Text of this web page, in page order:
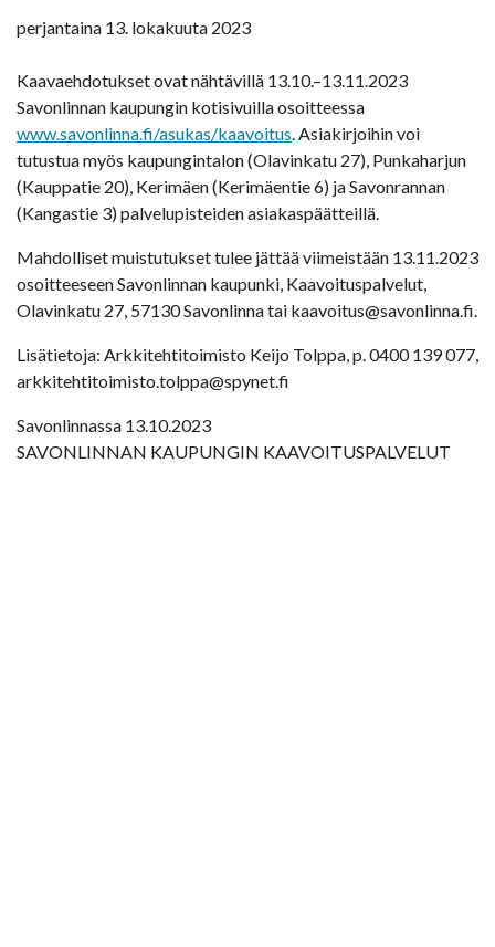
perjantaina 13. lokakuuta 2023
Kaavaehdotukset ovat nähtävillä 13.10.–13.11.2023
Savonlinnan kaupungin kotisivuilla osoitteessa
www.savonlinna.fi/asukas/kaavoitus. Asiakirjoihin voi
tutustua myös kaupungintalon (Olavinkatu 27), Punkaharjun
(Kauppatie 20), Kerimäen (Kerimäentie 6) ja Savonrannan
(Kangastie 3) palvelupisteiden asiakaspäätteillä.
Mahdolliset muistutukset tulee jättää viimeistään 13.11.2023
osoitteeseen Savonlinnan kaupunki, Kaavoituspalvelut,
Olavinkatu 27, 57130 Savonlinna tai kaavoitus@savonlinna.fi.
Lisätietoja: Arkkitehtitoimisto Keijo Tolppa, p. 0400 139 077,
arkkitehtitoimisto.tolppa@spynet.fi
Savonlinnassa 13.10.2023
SAVONLINNAN KAUPUNGIN KAAVOITUSPALVELUT